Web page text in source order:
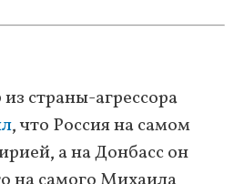
страны-агрессора
, что Россия на самом
а на Донбасс он